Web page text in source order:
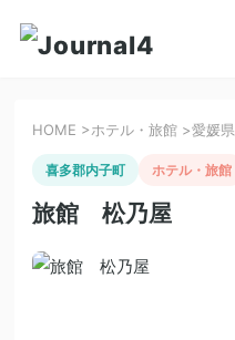
HOME >ホテル・旅館 >愛媛県
喜多郡内子町 ホテル・旅館
旅館 松乃屋